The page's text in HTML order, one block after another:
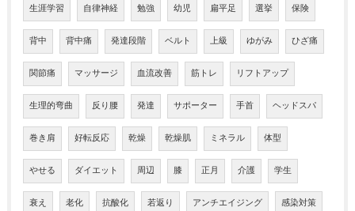
生涯学習 自律神経 勉強 幼児 扁平足 選挙 保険
背中 背中痛 発達段階 ベルト 上級 ゆがみ ひざ痛
関節痛 マッサージ 血流改善 筋トレ リフトアップ
生理的弯曲 反り腰 発達 サポーター 手首 ヘッドスパ
巻き肩 好転反応 乾燥 乾燥肌 ミネラル 体型
やせる ダイエット 周辺 膝 正月 介護 学生
衰え 老化 抗酸化 若返り アンチエイジング 感染対策